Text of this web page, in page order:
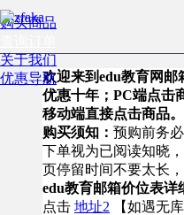
购买商品
关于我们
优惠导航欢迎来到edu教育网
优惠十年；PC端点击
移动端直接点击商品。
购买须知： 预购前务
下单视为已阅读知晓
页停留时间不要太长
edu教育邮箱价位表详
点击 地址2 【如遇无